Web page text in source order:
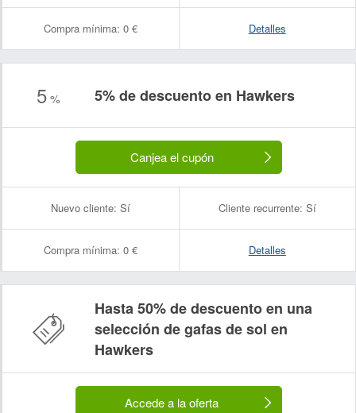
Compra mínima: 0 € Detalles
5% 5% de descuento en Hawkers
Canjea el cupón
Nuevo cliente: Sí Cliente recurrente: Sí
Compra mínima: 0 € Detalles
Hasta 50% de descuento en una
selección de gafas de sol en
Hawkers
Accede a la oferta